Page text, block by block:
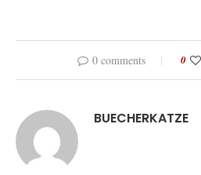
0 comments 0
BUECHERKATZE